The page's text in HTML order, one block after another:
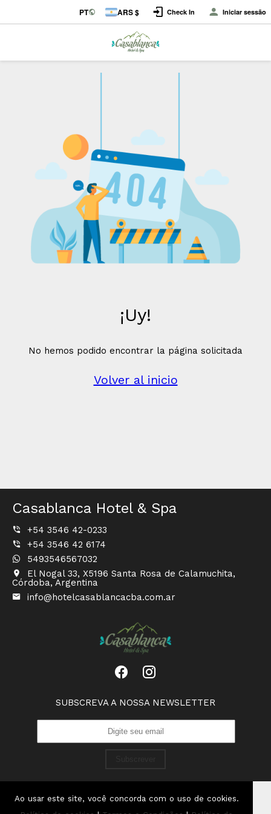
PT ARS $ Check In Iniciar sessão
¡Uy!
No hemos podido encontrar la página solicitada
Volver al inicio
Casablanca Hotel & Spa
+54 3546 42-0233
+54 3546 42 6174
5493546567032
El Nogal 33, X5196 Santa Rosa de Calamuchita,
Córdoba, Argentina
info@hotelcasablancacba.com.ar
SUBSCREVA A NOSSA NEWSLETTER
Ao usar este site, você concorda com o uso de cookies.